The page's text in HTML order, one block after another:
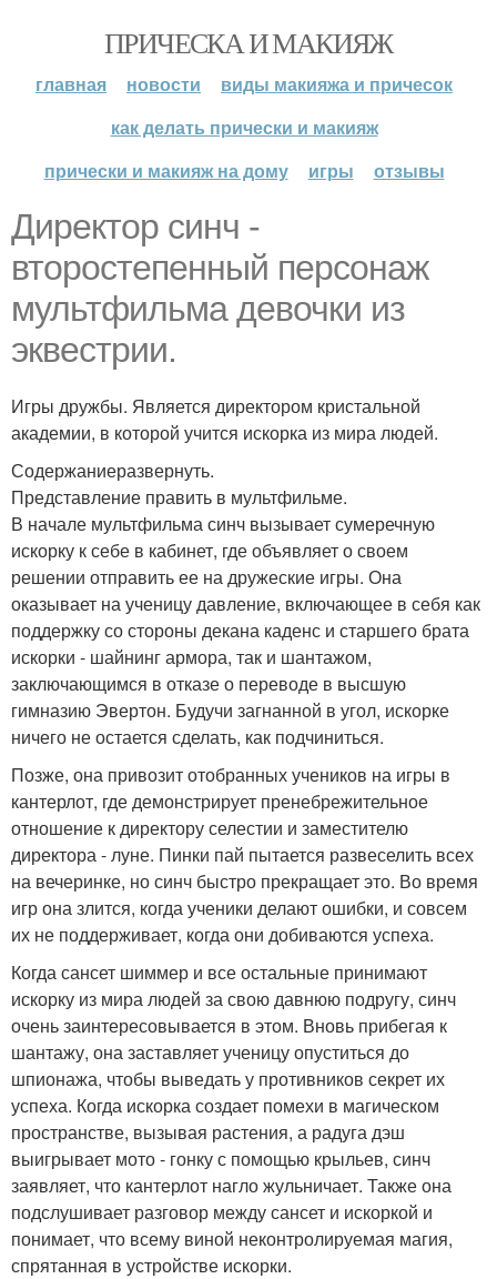
ПРИЧЕСКА И МАКИЯЖ
главная новости
виды макияжа и причесок
как делать прически и макияж
прически и макияж на дому
игры отзывы
Директор синч -
второстепенный персонаж
мультфильма девочки из
эквестрии.
Игры дружбы. Является директором кристальной
академии, в которой учится искорка из мира людей.
Содержаниеразвернуть.
Представление править в мультфильме.
В начале мультфильма синч вызывает сумеречную
искорку к себе в кабинет, где объявляет о своем
решении отправить ее на дружеские игры. Она
оказывает на ученицу давление, включающее в себя как
поддержку со стороны декана каденс и старшего брата
искорки - шайнинг армора, так и шантажом,
заключающимся в отказе о переводе в высшую
гимназию Эвертон. Будучи загнанной в угол, искорке
ничего не остается сделать, как подчиниться.
Позже, она привозит отобранных учеников на игры в
кантерлот, где демонстрирует пренебрежительное
отношение к директору селестии и заместителю
директора - луне. Пинки пай пытается развеселить всех
на вечеринке, но синч быстро прекращает это. Во время
игр она злится, когда ученики делают ошибки, и совсем
их не поддерживает, когда они добиваются успеха.
Когда сансет шиммер и все остальные принимают
искорку из мира людей за свою давнюю подругу, синч
очень заинтересовывается в этом. Вновь прибегая к
шантажу, она заставляет ученицу опуститься до
шпионажа, чтобы выведать у противников секрет их
успеха. Когда искорка создает помехи в магическом
пространстве, вызывая растения, а радуга дэш
выигрывает мото - гонку с помощью крыльев, синч
заявляет, что кантерлот нагло жульничает. Также она
подслушивает разговор между сансет и искоркой и
понимает, что всему виной неконтролируемая магия,
спрятанная в устройстве искорки.